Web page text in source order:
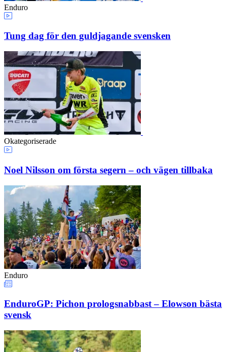
Enduro
Tung dag för den guldjagande svensken
Okategoriserade
Noel Nilsson om första segern – och vägen tillbaka
Enduro
EnduroGP: Pichon prologsnabbast – Elowson bästa
svensk